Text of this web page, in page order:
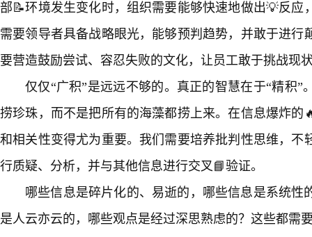
部📝环境发生变化时，组织需要能够快速地做出💡反应
需要领导者具备战略眼光，能够预判趋势，并敢于进行
要营造鼓励尝试、容忍失败的文化，让员工敢于挑战现
仅仅“广积”是远远不够的。真正的智慧在于“精积”
捞珍珠，而不是把所有的海藻都捞上来。在信息爆炸的
和相关性变得尤为重要。我们需要培养批判性思维，不
行质疑、分析，并与其他信息进行交叉📘验证。
哪些信息是碎片化的、易逝的，哪些信息是系统性
是人云亦云的，哪些观点是经过深思熟虑的？这些都需